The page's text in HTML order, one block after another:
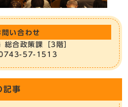
問い合わせ
総合政策課［3階］
57-1513
記事